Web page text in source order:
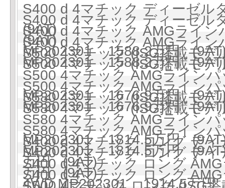
S400 d 4マチック ディーゼ
(9AT)
S400 d 4マチック ディーゼ
(9AT)
S400 d 4マチック AMGライ
MP202301 1588.2万円
S400 d 4マチック AMGライ
MP202301 1588.2万円
S500 4マチック (ISG搭載モ
S500 4マチック (ISG搭載モ
S500 4マチック AMGライン
MP202301 1676.9万円
S500 4マチック AMGライン
MP202301 1676.9万円
S580 4マチック (ISG搭載モ
S580 4マチック (ISG搭載モ
S580 4マチック AMGライン
MP202301 1814.5万円
S580 4マチック AMGライン
MP202301 1814.5万円
S400 d 4マチック ロング デ
万円 (9AT)
S400 d 4マチック ロング デ
万円 (9AT)
S400 d 4マチック ロング
4WD MP202301 1914.5万円
S400 d 4マチック ロング